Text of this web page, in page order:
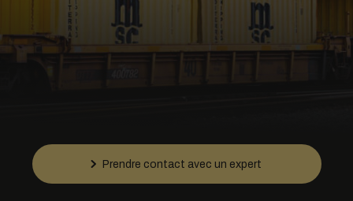
Prendre contact avec un expert